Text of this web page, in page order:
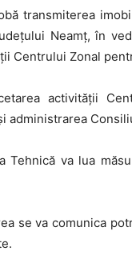
transmiterea
Neamț, în
Centrului Zonal
activității
administrarea
Tehnică va lua
se va comunica